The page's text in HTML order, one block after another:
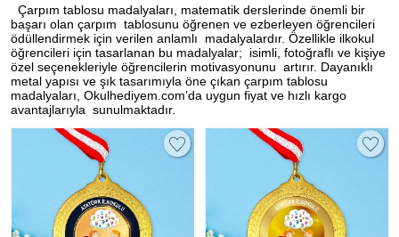
Çarpım tablosu madalyaları, matematik derslerinde önemli bir
başarı olan çarpım tablosunu öğrenen ve ezberleyen öğrencileri
ödüllendirmek için verilen anlamlı madalyalardır. Özellikle ilkokul
öğrencileri için tasarlanan bu madalyalar; isimli, fotoğraflı ve kişiye
özel seçenekleriyle öğrencilerin motivasyonunu artırır. Dayanıklı
metal yapısı ve şık tasarımıyla öne çıkan çarpım tablosu
madalyaları, Okulhediyem.com’da uygun fiyat ve hızlı kargo
avantajlarıyla sunulmaktadır.